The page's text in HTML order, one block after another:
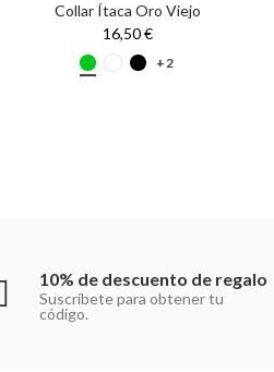
Collar Ítaca Oro Viejo
16,50 €
+2
10% de descuento de regalo
Suscríbete para obtener tu
código.